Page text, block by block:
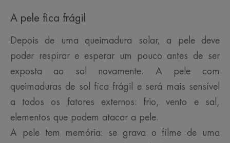
A pele fica frágil
Depois de uma queimadura solar, a pele deve
poder respirar e esperar um pouco antes de ser
exposta ao sol novamente. A pele com
queimaduras de sol fica frágil e será mais sensível
a todos os fatores externos: frio, vento e sal,
elementos que podem atacar a pele.
A pele tem memória: se grava o filme de uma